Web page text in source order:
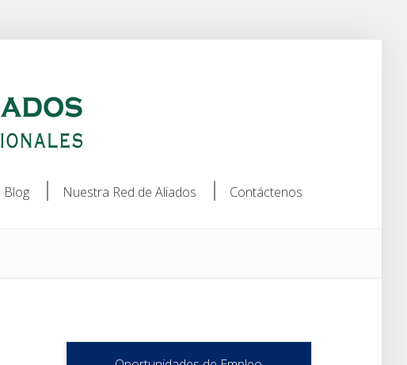
Blog
Nuestra Red de Aliados
Contáctenos